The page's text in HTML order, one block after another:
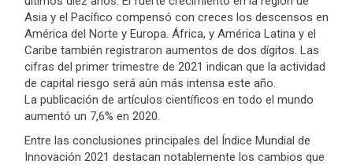
Asia y el Pacífico compensó con creces los descensos en
América del Norte y Europa. África, y América Latina y el
Caribe también registraron aumentos de dos dígitos. Las
cifras del primer trimestre de 2021 indican que la actividad
de capital riesgo será aún más intensa este año.
La publicación de artículos científicos en todo el mundo
aumentó un 7,6% en 2020.
Entre las conclusiones principales del Índice Mundial de
Innovación 2021 destacan notablemente los cambios que